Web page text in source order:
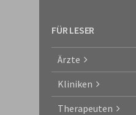
FÜR LESER
Ärzte
Kliniken
Therapeuten